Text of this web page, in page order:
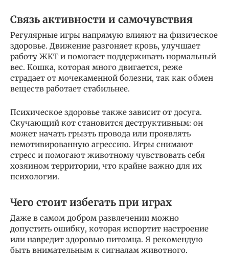
Связь активности и самочувствия
Регулярные игры напрямую влияют на физическое
здоровье. Движение разгоняет кровь, улучшает
работу ЖКТ и помогает поддерживать нормальный
вес. Кошка, которая много двигается, реже
страдает от мочекаменной болезни, так как обмен
веществ работает стабильнее.
Психическое здоровье также зависит от досуга.
Скучающий кот становится деструктивным: он
может начать грызть провода или проявлять
немотивированную агрессию. Игры снимают
стресс и помогают животному чувствовать себя
хозяином территории, что крайне важно для их
психологии.
Чего стоит избегать при играх
Даже в самом добром развлечении можно
допустить ошибку, которая испортит настроение
или навредит здоровью питомца. Я рекомендую
быть внимательным к сигналам животного.